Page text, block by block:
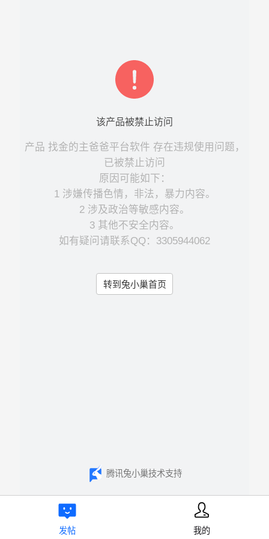
该产品被禁止访问
产品 找金的主爸爸平台软件 存在违规使用问题，
已被禁止访问
原因可能如下：
1 涉嫌传播色情，非法，暴力内容。
2 涉及政治等敏感内容。
3 其他不安全内容。
如有疑问请联系QQ：3305944062
转到兔小巢首页
腾讯兔小巢技术支持
发帖 我的